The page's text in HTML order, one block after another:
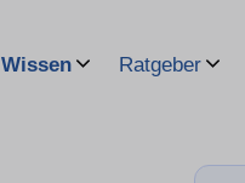
Wissen Ratgeber